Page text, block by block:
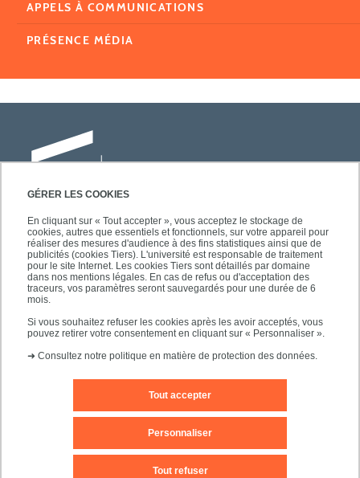
GÉRER LES COOKIES
En cliquant sur « Tout accepter », vous acceptez le stockage de
cookies, autres que essentiels et fonctionnels, sur votre appareil pour
réaliser des mesures d'audience à des fins statistiques ainsi que de
publicités (cookies Tiers). L'université est responsable de traitement
pour le site Internet. Les cookies Tiers sont détaillés par domaine
dans nos mentions légales. En cas de refus ou d'acceptation des
traceurs, vos paramètres seront sauvegardés pour une durée de 6
mois.
Si vous souhaitez refuser les cookies après les avoir acceptés, vous
pouvez retirer votre consentement en cliquant sur « Personnaliser ».
➜ Consultez notre politique en matière de protection des données.
Tout accepter
Tout refuser
Personnaliser
APPELS À COMMUNICATIONS
PRÉSENCE MÉDIA
Université Paris-Est Créteil
Faculté des lettres, langues et sciences
humaines
61, avenue du Général de Gaulle
94010 Créteil
Mentions légales
Plan d'accès Plan du site